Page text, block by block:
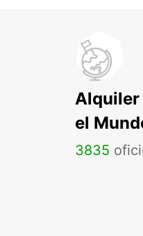
Alquiler
el
3835